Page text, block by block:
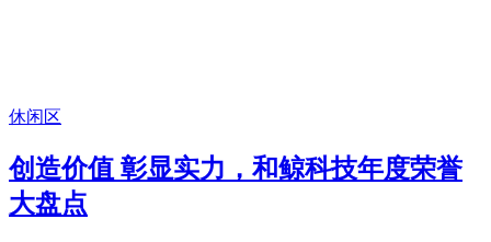
休闲区
创造价值 彰显实力，和鲸科技年度荣誉
大盘点